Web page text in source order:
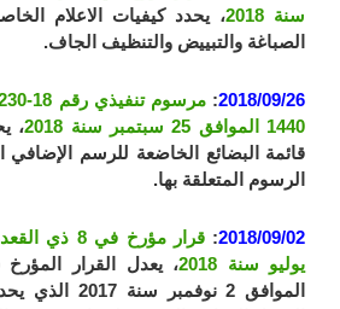
سنة 2018
، يحدد كيفيات الاعلام
الصباغة والتبييض والتنظيف الجاف.
2018/09/26
:
1440 الموافق 25 سبتمبر سنة 2018
،
قائمة البضائع الخاضعة للرسم الإضافي
الرسوم المتعلقة بها.
2018/09/02
:
يوليو سنة 2018
الموافق 2